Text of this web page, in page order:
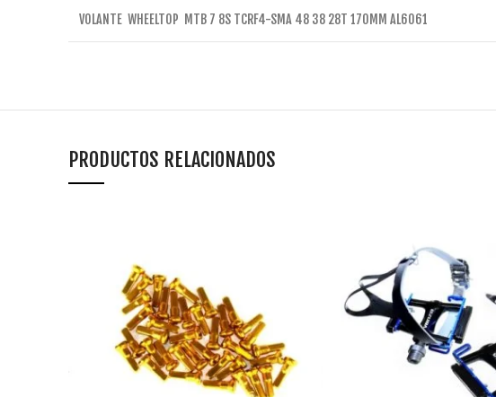
VOLANTE WHEELTOP MTB 7 8S TCRF4-SMA 48 38 28T 170MM AL6061
PRODUCTOS RELACIONADOS